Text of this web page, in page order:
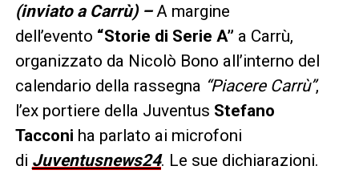
(inviato a Carrù) –A margine
dell’evento “Storie di Serie A” a Carrù,
organizzato da Nicolò Bono all’interno del
calendario della rassegna “Piacere Carrù”,
l’ex portiere della Juventus Stefano
Tacconi ha parlato ai microfoni
di Juventusnews24. Le sue dichiarazioni.